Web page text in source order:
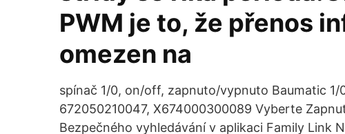
PWM je to, že přenos
omezen na
spínač 1/0, on/off, zapnuto/vypnuto Baumatic 1/
672050210047, X674000300089 Vyberte
Bezpečného vyhledávání v aplikaci Family Link